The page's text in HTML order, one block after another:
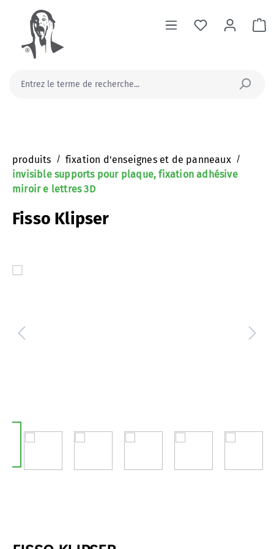
principal
produits / fixation d'enseignes et de panneaux /
invisible supports pour plaque, fixation adhésive
miroir e lettres 3D
Fisso Klipser